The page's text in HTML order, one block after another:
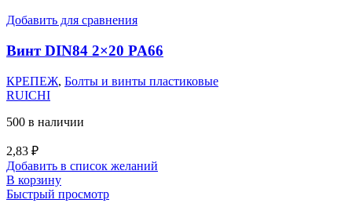
Добавить для сравнения
Винт DIN84 2×20 PA66
КРЕПЕЖ, Болты и винты пластиковые
RUICHI
500 в наличии
2,83 ₽
Добавить в список желаний
В корзину
Быстрый просмотр